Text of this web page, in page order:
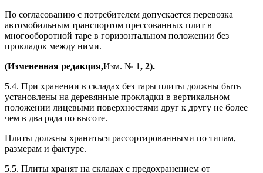
По согласованию с потребителем допускается перевозка
автомобильным транспортом прессованных плит в
многооборотной таре в горизонтальном положении без
прокладок между ними.
(Измененная редакция,Изм. № 1, 2).
5.4. При хранении в складах без тары плиты должны быть
установлены на деревянные прокладки в вертикальном
положении лицевыми поверхностями друг к другу не более
чем в два ряда по высоте.
Плиты должны храниться рассортированными по типам,
размерам и фактуре.
5.5. Плиты хранят на складах с предохранением от